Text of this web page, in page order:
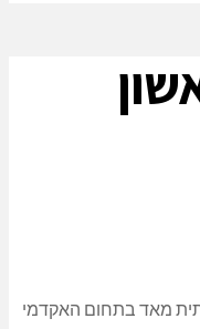
מאד בתחום האקדמי